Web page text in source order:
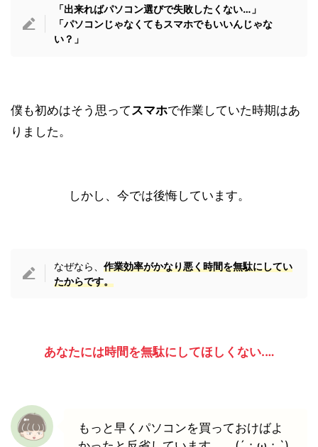
「出来ればパソコン選びで失敗したくない…」
「パソコンじゃなくてもスマホでもいいんじゃな
い？」
僕も初めはそう思って スマホで作業していた時期はあ
りました。
しかし、今では後悔しています。
なぜなら、作業効率がかなり悪く時間を無駄にしてい
たからです。
あなたには時間を無駄にしてほしくない.…
もっと早くパソコンを買っておけばよ